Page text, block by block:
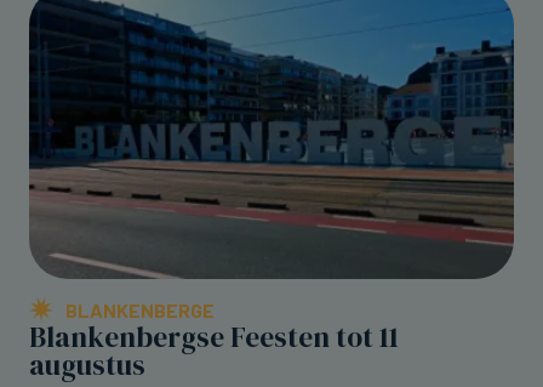
BLANKENBERGE
Blankenbergse Feesten tot 11
augustus